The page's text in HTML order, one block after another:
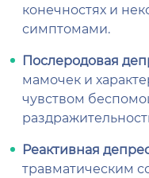
конечностях и
симптомами.
Послеродовая
мамочек и
чувством
Реактивная
травматическим